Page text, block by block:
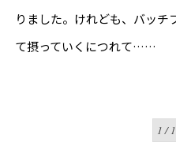
りました。けれども、バッ
て摂っていくにつれて……
1 / 1